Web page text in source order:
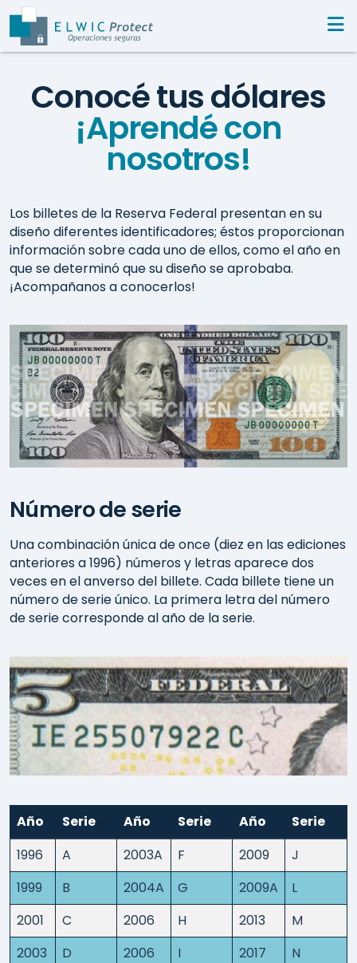
Conocé tus dólares
¡Aprendé con
nosotros!
Los billetes de la Reserva Federal presentan en su
diseño diferentes identificadores; éstos proporcionan
información sobre cada uno de ellos, como el año en
que se determinó que su diseño se aprobaba.
¡Acompañanos a conocerlos!
Número de serie
Una combinación única de once (diez en las ediciones
anteriores a 1996) números y letras aparece dos
veces en el anverso del billete. Cada billete tiene un
número de serie único. La primera letra del número
de serie corresponde al año de la serie.
Año Serie Año Serie Año
Serie
1996
A 2003A F 2009
J
1999
B 2004A G 2009A
L
2001
C 2006 H 2013
M
2003
D 2006 I 2017
N